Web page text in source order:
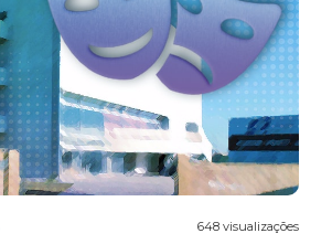
648 visualizações